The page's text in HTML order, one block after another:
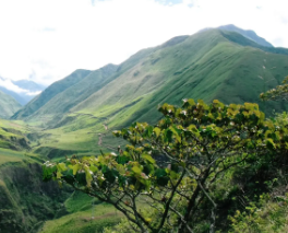
HR-Aufgaben
der HR in bestehende Abläufe
Lösungen für wachsende
Lösungen, um Teams zu
Währungen und
globale Freelancer:innen